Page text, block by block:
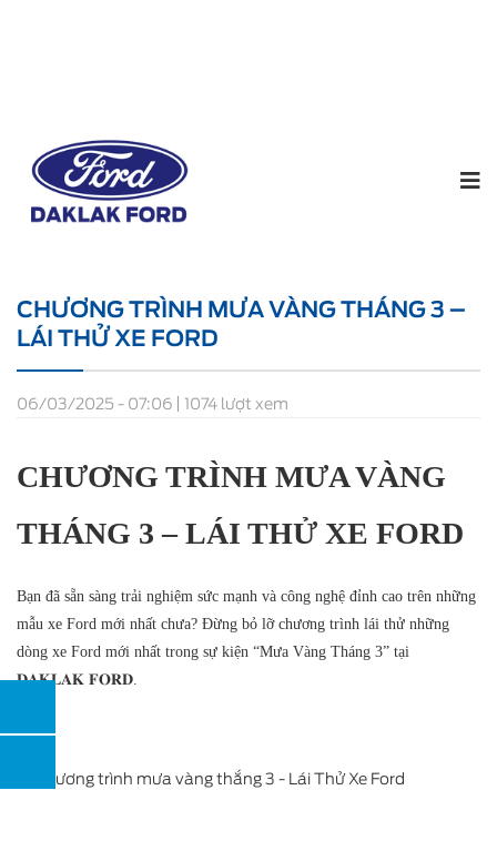
Home Tin tức
CHƯƠNG TRÌNH MƯA VÀNG THÁNG 3 –
LÁI THỬ XE FORD
06/03/2025 - 07:06 1074 lượt xem
CHƯƠNG TRÌNH MƯA VÀNG
THÁNG 3 – LÁI THỬ XE FORD
Bạn đã sẵn sàng trải nghiệm sức mạnh và công nghệ đỉnh cao trên những
mẫu xe Ford mới nhất chưa? Đừng bỏ lỡ chương trình lái thử những
dòng xe Ford mới nhất trong sự kiện “Mưa Vàng Tháng 3” tại
𝐃𝐀𝐊𝐋𝐀𝐊 𝐅𝐎𝐑𝐃.